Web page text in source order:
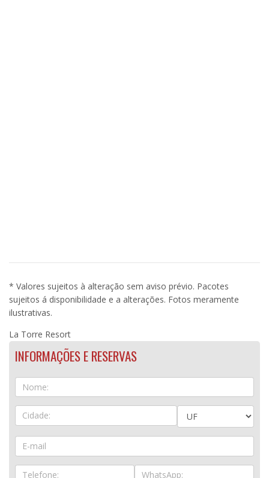
* Valores sujeitos à alteração sem aviso prévio. Pacotes
sujeitos á disponibilidade e a alterações. Fotos meramente
ilustrativas.
La Torre Resort
INFORMAÇÕES E RESERVAS